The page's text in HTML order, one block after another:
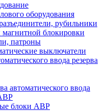
оборудования
рубильники
блокировки
патроны
выключатели
ввода резерва
автоматического ввода
блоки АВР